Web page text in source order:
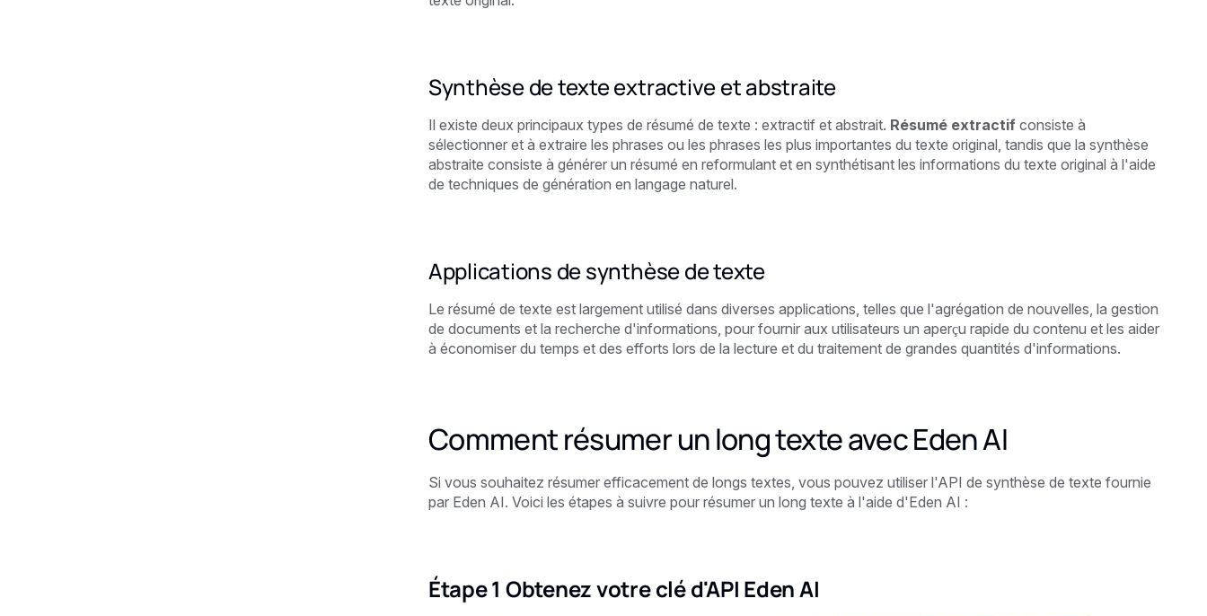
Synthèse de texte extractive et abstraite
Il existe deux principaux types de résumé de texte : extractif et abstrait. Résumé extractifconsiste à
sélectionner et à extraire les phrases ou les phrases les plus importantes du texte original, tandis que la synthèse
abstraite consiste à générer un résumé en reformulant et en synthétisant les informations du texte original à l'aide
de techniques de génération en langage naturel.
Applications de synthèse de texte
Le résumé de texte est largement utilisé dans diverses applications, telles que l'agrégation de nouvelles, la gestion
de documents et la recherche d'informations, pour fournir aux utilisateurs un aperçu rapide du contenu et les aider
à économiser du temps et des efforts lors de la lecture et du traitement de grandes quantités d'informations.
Comment résumer un long texte avec Eden AI
Si vous souhaitez résumer efficacement de longs textes, vous pouvez utiliser l'API de synthèse de texte fournie
par Eden AI. Voici les étapes à suivre pour résumer un long texte à l'aide d'Eden AI :
Étape 1 Obtenez votre clé d'API Eden AI